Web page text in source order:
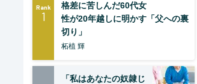
Rank
1
格差に苦しんだ60代女
性が20年越しに明かす「父への裏
切り」
柘植 輝
「私はあなたの奴隷じ